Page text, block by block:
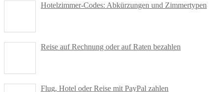
Hotelzimmer-Codes: Abkürzungen und Zimmertypen
Reise auf Rechnung oder auf Raten bezahlen
Flug, Hotel oder Reise mit PayPal zahlen